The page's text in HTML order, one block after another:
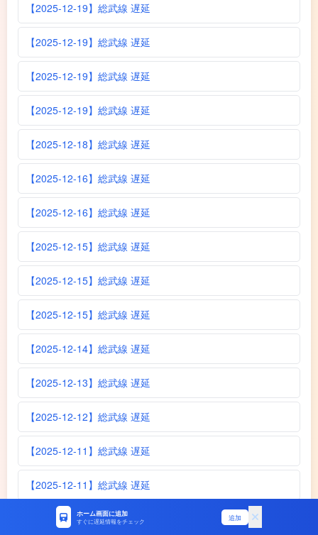
【2025-12-19】総武線 遅延
【2025-12-19】総武線 遅延
【2025-12-19】総武線 遅延
【2025-12-19】総武線 遅延
【2025-12-18】総武線 遅延
【2025-12-16】総武線 遅延
【2025-12-16】総武線 遅延
【2025-12-15】総武線 遅延
【2025-12-15】総武線 遅延
【2025-12-15】総武線 遅延
【2025-12-14】総武線 遅延
【2025-12-13】総武線 遅延
【2025-12-12】総武線 遅延
【2025-12-11】総武線 遅延
【2025-12-11】総武線 遅延
【2025-12-10】総武線 遅延
ホーム画面に追加
すぐに遅延情報をチェック 追加